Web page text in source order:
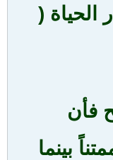
الحياة (
فأن
بينما